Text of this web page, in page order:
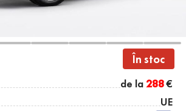
În stoc
de la288€
UE